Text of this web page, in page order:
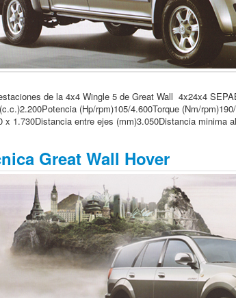
de la 4x4 Wingle 5 de Great Wall 4x24x4
(Hp/rpm)105/4.600Torque (Nm/
x 1.730Distancia entre ejes (mm)3.050Distancia minima
Great Wall Hover